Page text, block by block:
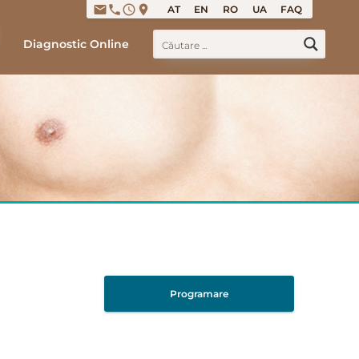
emailphoneaccess_time place AT EN RO UA FAQ
Diagnostic Online
Programare